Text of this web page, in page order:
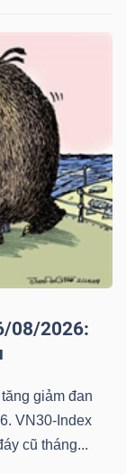
08/2026:
giảm đan
VN30-Index
cũ tháng...